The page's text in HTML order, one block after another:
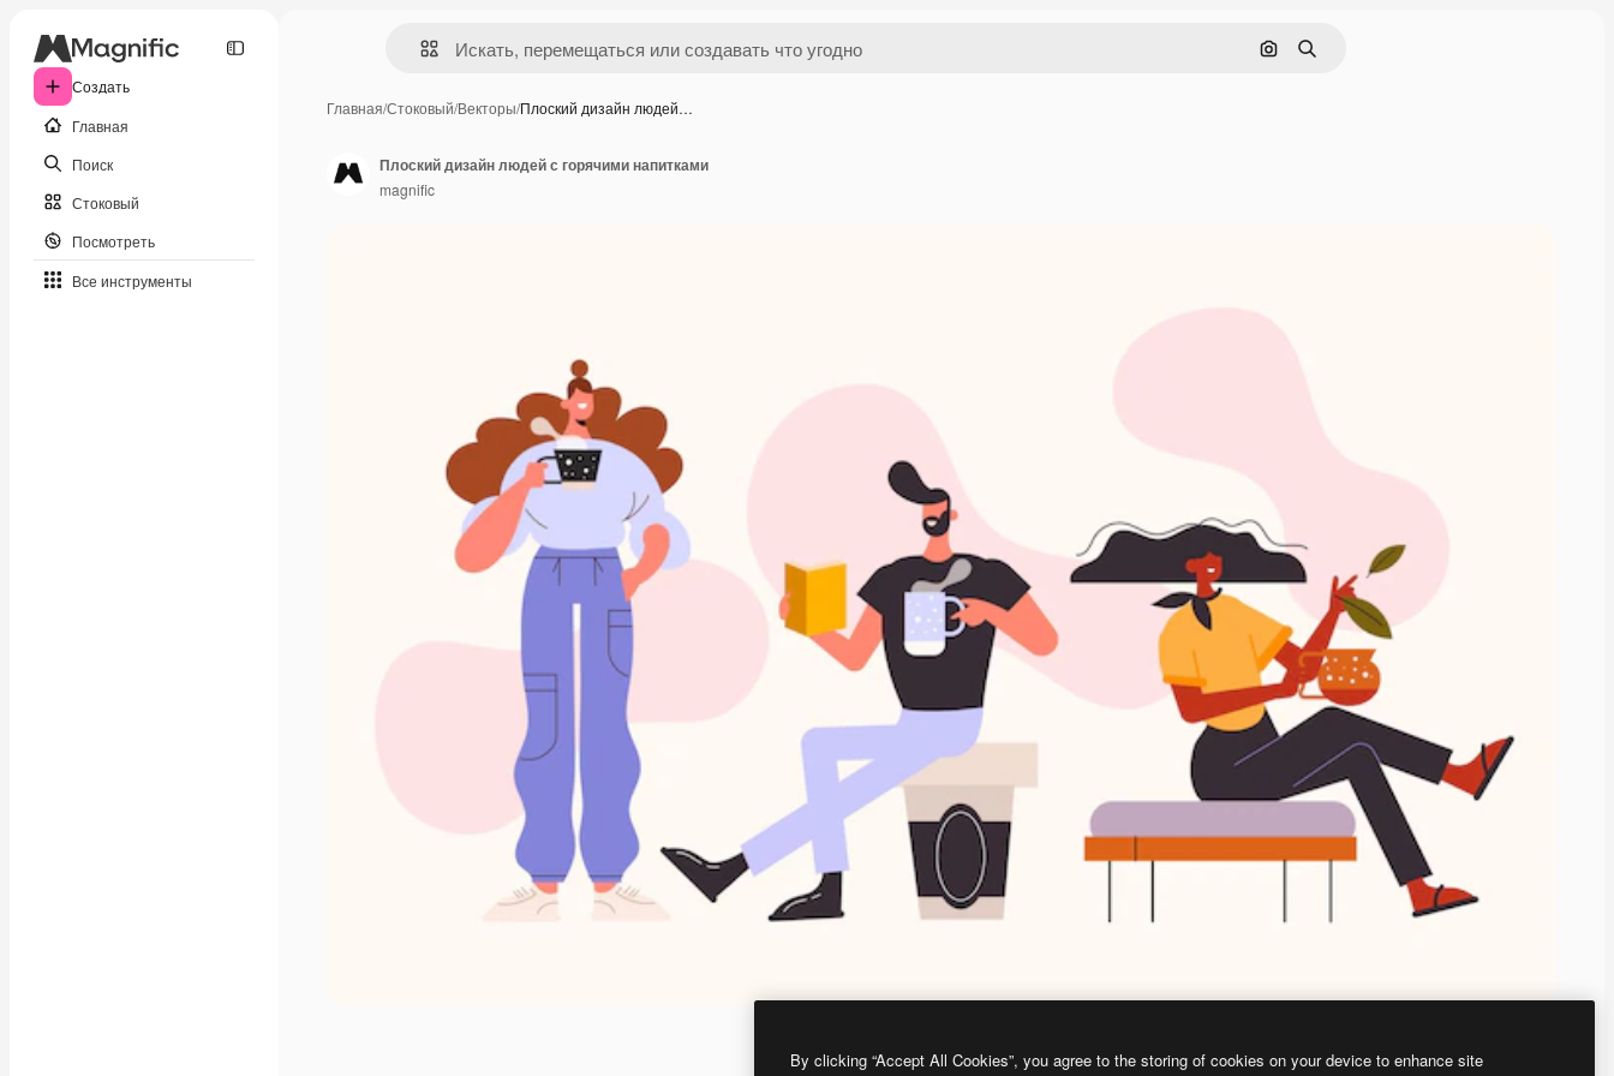
Создать
Главная
Поиск
Стоковый
Посмотреть
Все инструменты
Поиск по изображению
Поиск
Главная/Стоковый/Векторы/Плоский дизайн людей…
Плоский дизайн людей с горячими напитками
magnific
By clicking “Accept All Cookies”, you agree to the storing of cookies on your device to enhance site